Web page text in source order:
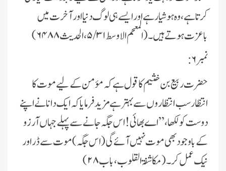
کرتا ہے، وہ ہوشیار ہے اور ایسے ہی لوگ دنیا اور آخرت میں
باعزت ہوتے ہیں۔(المعجم الاوسط ۵/۳۱، الحدیث ۶۴۸۸)
نمبر۶:
حضرت ربیع بن خثیم کا قول ہے کہ مؤمن کے لیے موت کا
انتظار سب انتظاروں سے بہتر ہے مزید فرمایا کہ ایک دانا نے اپنے
دوست کو لکھا، ’’اے بھائی ! اس جگہ جانے سے پہلے جہاں آرزو
کے باوجود بھی موت نہیں آئے گی (اس جگہ) موت سے ڈر اور
نیک عمل کر۔ (مکاشفۃ القلوب ، باب ۲۸)